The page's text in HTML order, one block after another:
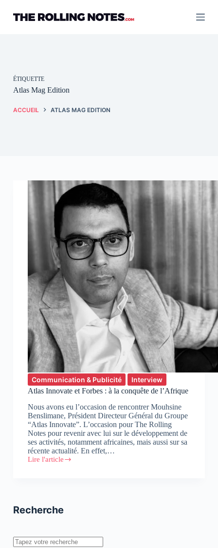
contenu
ÉTIQUETTE
Atlas Mag Edition
ACCUEIL ATLAS MAG EDITION
Communication & Publicité
Interview
Atlas Innovate et Forbes : à la conquête de l’Afrique
Nous avons eu l’occasion de rencontrer Mouhsine
Benslimane, Président Directeur Général du Groupe
“Atlas Innovate”. L’occasion pour The Rolling
Notes pour revenir avec lui sur le développement de
ses activités, notamment africaines, mais aussi sur sa
récente actualité. En effet,…
Lire l'article
Atlas
la
l’Afrique
Recherche
Rechercher